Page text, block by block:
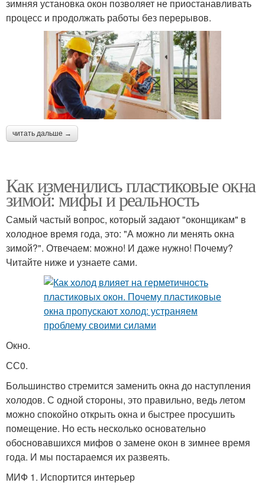
зимняя установка окон позволяет не приостанавливать
процесс и продолжать работы без перерывов.
читать дальше →
Как изменились пластиковые окна
зимой: мифы и реальность
Самый частый вопрос, который задают "оконщикам" в
холодное время года, это: "А можно ли менять окна
зимой?". Отвечаем: можно! И даже нужно! Почему?
Читайте ниже и узнаете сами.
Окно.
СС0.
Большинство стремится заменить окна до наступления
холодов. С одной стороны, это правильно, ведь летом
можно спокойно открыть окна и быстрее просушить
помещение. Но есть несколько основательно
обосновавшихся мифов о замене окон в зимнее время
года. И мы постараемся их развеять.
МИФ 1. Испортится интерьер